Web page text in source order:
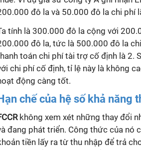
đô la và 50.000 đô la chi phí
tính là 300.000 đô la cộng với
đô la, tức là 500.000 đô la
toán chi phí tài trợ cố định là 2.
chi phí cố định, tỉ lệ này là không
động càng tốt.
chế của hệ số khả năng
không xem xét những thay đổi
đang phát triển. Công thức của nó
tiền lấy ra từ thu nhập để trả